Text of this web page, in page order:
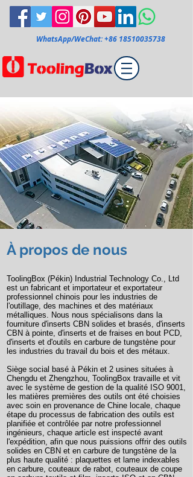
WhatsApp/WeChat:+86 18510035738
À propos de nous
ToolingBox (Pékin) Industrial Technology Co., Ltd
est un fabricant et importateur et exportateur
professionnel chinois pour les industries de
l'outillage, des machines et des matériaux
métalliques. Nous nous spécialisons dans la
fourniture d'inserts CBN solides et brasés, d'inserts
CBN à pointe, d'inserts et de fraises en bout PCD,
d'inserts et d'outils en carbure de tungstène pour
les industries du travail du bois et des métaux.
Siège social basé à Pékin et 2 usines situées à
Chengdu et Zhengzhou, ToolingBox travaille et vit
avec le système de gestion de la qualité ISO 9001,
les matières premières des outils ont été choisies
avec soin en provenance de Chine locale, chaque
étape du processus de fabrication des outils est
planifiée et contrôlée par notre professionnel
ingénieurs, chaque article est inspecté avant
l'expédition, afin que nous puissions offrir des outils
solides en CBN et en carbure de tungstène de la
plus haute qualité : plaquettes et lame indexables
en carbure, couteaux de rabot, couteaux de coupe